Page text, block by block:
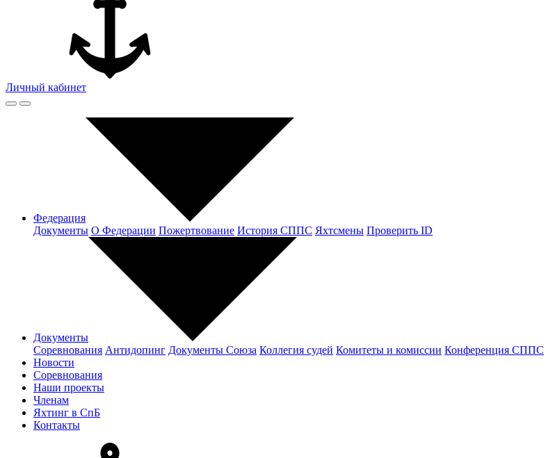
Личный кабинет
Федерация
Документы О Федерации Пожертвование История СППС Яхтсмены Проверить ID
Документы
Соревнования Антидопинг Документы Cоюза Коллегия судей Комитеты и комиссии Конференция СППС
Новости
Соревнования
Наши проекты
Членам
Яхтинг в СпБ
Контакты